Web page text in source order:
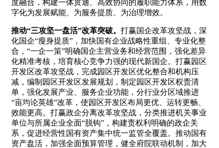
度融合，构建一体贯通、高效协同的履职能力体系，用数
字化为发展赋能、为服务提质、为治理增效。
推动“三攻坚一盘活”改革突破。 打赢国企改革攻坚战，深
化国企“瘦身提质”，加快国有企业战略性重组、专业化整
合，“一企一策”明确国企主营业务和经营范围，强化差异
化精准考核，培育核心竞争力强的现代新国企。打赢园区
开发区改革攻坚战，完成园区开发区优化整合和机构压
减，编制园区开发区发展规划，制定园区开发区权责清
单，强化发展产业、服务企业功能，分行业分区域推进
“亩均论英雄”改革，使园区开发区布局更优、运转更畅、
效能更高。打赢政企分离改革攻坚战，分类推进机关事业
单位与所属企业全面“脱钩”，构建责权利明确的政企关
系，促进经营性国有资产集中统一监管全覆盖。推动国有
资产盘活，加强全面预算管理，健全府院联动机制，加大